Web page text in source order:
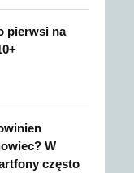
pierwsi na
W
często